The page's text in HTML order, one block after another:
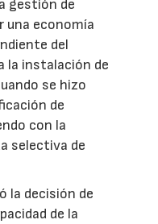
gestión de
una economía
del
la instalación de
se hizo
de
con la
selectiva de
la decisión de
de la